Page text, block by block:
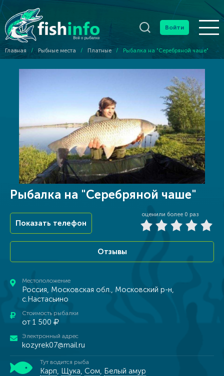
Войти
Главная / Рыбные места / Платные / Рыбалка на "Серебряной чаше"
Рыбалка на "Серебряной чаше"
Показать телефон
Отзывы
оценили более 0 раз
Местоположение
Россия, Московская обл., Московский р-н,
с.Настасьино
Стоимость рыбалки
от 1 500
Электронный адрес
kozyrek07@mail.ru
Тут водится рыба
Карп, Щука, Сом, Белый амур